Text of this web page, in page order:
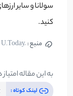
سولانا و سایر
کنید.
منبع :
به این مقاله
لینک کوتاه :